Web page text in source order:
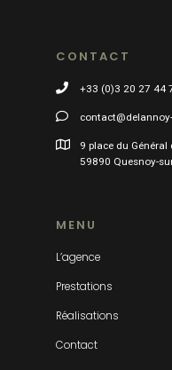
CONTACT
+33 (0)3 20 27 44
9 place du Général
59890 Quesnoy-
MENU
L’agence
Prestations
Réalisations
Contact